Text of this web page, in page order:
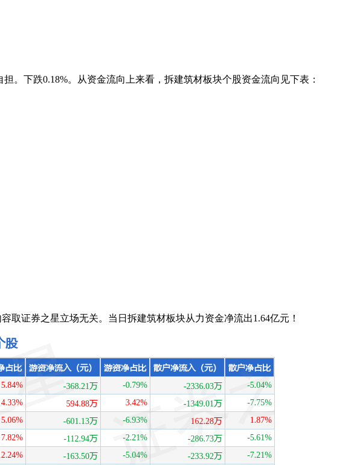
下跌0.18%。从资金流向上来看，拆建筑材板块个股资金流向见下表：
容取证券之星立场无关。当日拆建筑材板块从力资金净流出1.64亿元！